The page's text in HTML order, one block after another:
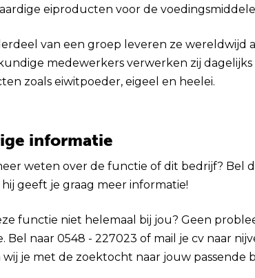
eiproducten voor de
van een groep leveren ze wereldwijd
medewerkers verwerken zij
zoals eiwitpoeder, eigeel en heelei.
informatie
weten over de functie of dit bedrijf? Bel
hij geeft je graag meer informatie!
functie niet helemaal bij jou? Geen
Bel naar 0548 - 227023 of mail je cv naar
wij je met de zoektocht naar jouw passende